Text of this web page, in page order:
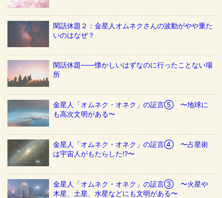
閑話休題２：金星人オムネクさんの波動がやや重た
いのはなぜ？
閑話休題——懐かしいはずなのに行ったことない場
所
金星人「オムネク・オネク」の証言⑤ 〜地球に
も高次文明がある〜
金星人「オムネク・オネク」の証言④ 〜占星術
は宇宙人がもたらした!?〜
金星人「オムネク・オネク」の証言③ 〜火星や
木星、土星、水星などにも文明がある〜